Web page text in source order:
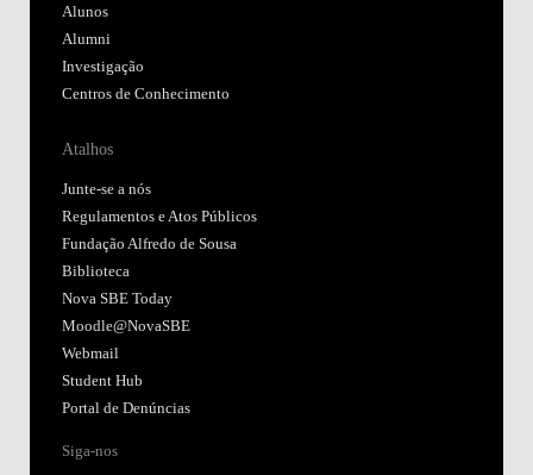
Alunos
Alumni
Investigação
Centros de Conhecimento
Atalhos
Junte-se a nós
Regulamentos e Atos Públicos
Fundação Alfredo de Sousa
Biblioteca
Nova SBE Today
Moodle@NovaSBE
Webmail
Student Hub
Portal de Denúncias
Siga-nos